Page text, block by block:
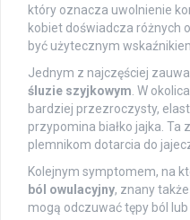
który oznacza uwolnienie
kobiet doświadcza różnych
być użytecznym
Jednym z najczęściej
śluzie szyjkowym . W
bardziej przezroczysty,
przypomina białko jajka. Ta
plemnikom dotarcia do
Kolejnym symptomem, na
ból owulacyjny, znany
mogą odczuwać tępy ból